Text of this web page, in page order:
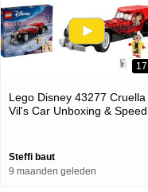
Lego Disney 43277 Cruella
Vil's Car Unboxing & Speed
Steffi baut
9 maanden geleden